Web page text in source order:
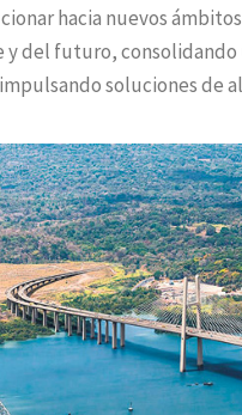
hacia nuevos
del futuro,
soluciones de